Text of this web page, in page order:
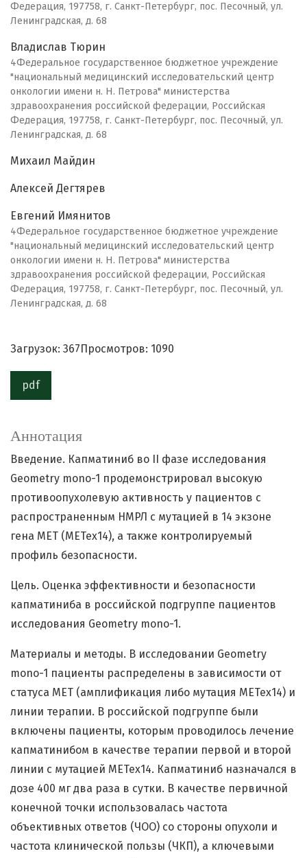
Федерация, 197758, г. Санкт-Петербург, пос. Песочный, ул.
Ленинградская, д. 68
Владислав Тюрин
4Федеральное государственное бюджетное учреждение
"национальный медицинский исследовательский центр
онкологии имени н. Н. Петрова" министерства
здравоохранения российской федерации, Российская
Федерация, 197758, г. Санкт-Петербург, пос. Песочный, ул.
Ленинградская, д. 68
Михаил Майдин
Алексей Дегтярев
Евгений Имянитов
4Федеральное государственное бюджетное учреждение
"национальный медицинский исследовательский центр
онкологии имени н. Н. Петрова" министерства
здравоохранения российской федерации, Российская
Федерация, 197758, г. Санкт-Петербург, пос. Песочный, ул.
Ленинградская, д. 68
Загрузок: 367 Просмотров: 1090
pdf
Аннотация
Введение. Капматиниб во II фазе исследования
Geometry mono-1 продемонстрировал высокую
противоопухолевую активность у пациентов с
распространенным НМРЛ с мутацией в 14 экзоне
гена MET (METex14), а также контролируемый
профиль безопасности.
Цель. Оценка эффективности и безопасности
капматиниба в российской подгруппе пациентов
исследования Geometry mono-1.
Материалы и методы. В исследовании Geometry
mono-1 пациенты распределены в зависимости от
статуса MET (амплификация либо мутация METex14) и
линии терапии. В российской подгруппе были
включены пациенты, которым проводилось лечение
капматинибом в качестве терапии первой и второй
линии с мутацией METex14. Капматиниб назначался в
дозе 400 мг два раза в сутки. В качестве первичной
конечной точки использовалась частота
объективных ответов (ЧОО) со стороны опухоли и
частота клинической пользы (ЧКП), а ключевыми